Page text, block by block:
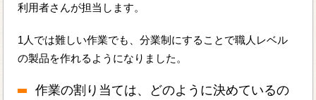
利用者さんが担当します。
1人では難しい作業でも、分業制にすることで職人レベル
の製品を作れるようになりました。
作業の割り当ては、どのように決めているの